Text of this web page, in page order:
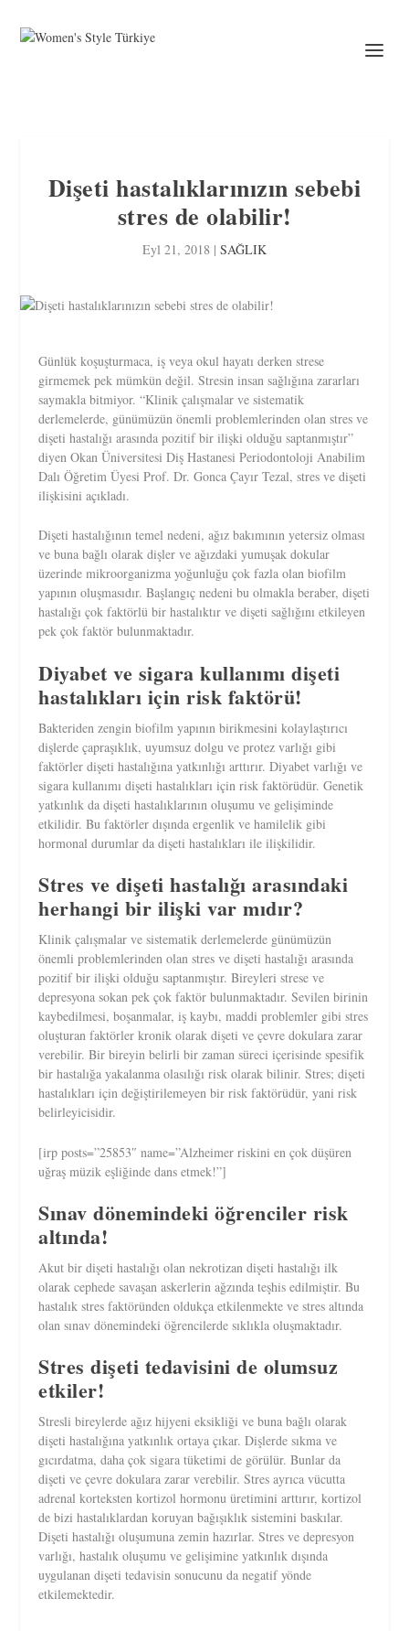
Dişeti hastalıklarınızın sebebi
stres de olabilir!
Eyl 21, 2018 | SAĞLIK
Günlük koşuşturmaca, iş veya okul hayatı derken strese
girmemek pek mümkün değil. Stresin insan sağlığına zararları
saymakla bitmiyor. “Klinik çalışmalar ve sistematik
derlemelerde, günümüzün önemli problemlerinden olan stres ve
dişeti hastalığı arasında pozitif bir ilişki olduğu saptanmıştır”
diyen Okan Üniversitesi Diş Hastanesi Periodontoloji Anabilim
Dalı Öğretim Üyesi Prof. Dr. Gonca Çayır Tezal, stres ve dişeti
ilişkisini açıkladı.
Dişeti hastalığının temel nedeni, ağız bakımının yetersiz olması
ve buna bağlı olarak dişler ve ağızdaki yumuşak dokular
üzerinde mikroorganizma yoğunluğu çok fazla olan biofilm
yapının oluşmasıdır. Başlangıç nedeni bu olmakla beraber, dişeti
hastalığı çok faktörlü bir hastalıktır ve dişeti sağlığını etkileyen
pek çok faktör bulunmaktadır.
Diyabet ve sigara kullanımı dişeti
hastalıkları için risk faktörü!
Bakteriden zengin biofilm yapının birikmesini kolaylaştırıcı
dişlerde çapraşıklık, uyumsuz dolgu ve protez varlığı gibi
faktörler dişeti hastalığına yatkınlığı arttırır. Diyabet varlığı ve
sigara kullanımı dişeti hastalıkları için risk faktörüdür. Genetik
yatkınlık da dişeti hastalıklarının oluşumu ve gelişiminde
etkilidir. Bu faktörler dışında ergenlik ve hamilelik gibi
hormonal durumlar da dişeti hastalıkları ile ilişkilidir.
Stres ve dişeti hastalığı arasındaki
herhangi bir ilişki var mıdır?
Klinik çalışmalar ve sistematik derlemelerde günümüzün
önemli problemlerinden olan stres ve dişeti hastalığı arasında
pozitif bir ilişki olduğu saptanmıştır. Bireyleri strese ve
depresyona sokan pek çok faktör bulunmaktadır. Sevilen birinin
kaybedilmesi, boşanmalar, iş kaybı, maddi problemler gibi stres
oluşturan faktörler kronik olarak dişeti ve çevre dokulara zarar
verebilir. Bir bireyin belirli bir zaman süreci içerisinde spesifik
bir hastalığa yakalanma olasılığı risk olarak bilinir. Stres; dişeti
hastalıkları için değiştirilemeyen bir risk faktörüdür, yani risk
belirleyicisidir.
[irp posts=”25853″ name=”Alzheimer riskini en çok düşüren
uğraş müzik eşliğinde dans etmek!”]
Sınav dönemindeki öğrenciler risk
altında!
Akut bir dişeti hastalığı olan nekrotizan dişeti hastalığı ilk
olarak cephede savaşan askerlerin ağzında teşhis edilmiştir. Bu
hastalık stres faktöründen oldukça etkilenmekte ve stres altında
olan sınav dönemindeki öğrencilerde sıklıkla oluşmaktadır.
Stres dişeti tedavisini de olumsuz
etkiler!
Stresli bireylerde ağız hijyeni eksikliği ve buna bağlı olarak
dişeti hastalığına yatkınlık ortaya çıkar. Dişlerde sıkma ve
gıcırdatma, daha çok sigara tüketimi de görülür. Bunlar da
dişeti ve çevre dokulara zarar verebilir. Stres ayrıca vücutta
adrenal korteksten kortizol hormonu üretimini arttırır, kortizol
de bizi hastalıklardan koruyan bağışıklık sistemini baskılar.
Dişeti hastalığı oluşumuna zemin hazırlar. Stres ve depresyon
varlığı, hastalık oluşumu ve gelişimine yatkınlık dışında
uygulanan dişeti tedavisin sonucunu da negatif yönde
etkilemektedir.